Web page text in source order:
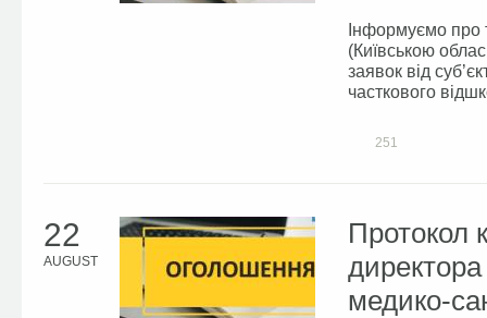
Інформуємо про
(Київською
заявок від
часткового
251
22
AUGUST
Протокол
медико-